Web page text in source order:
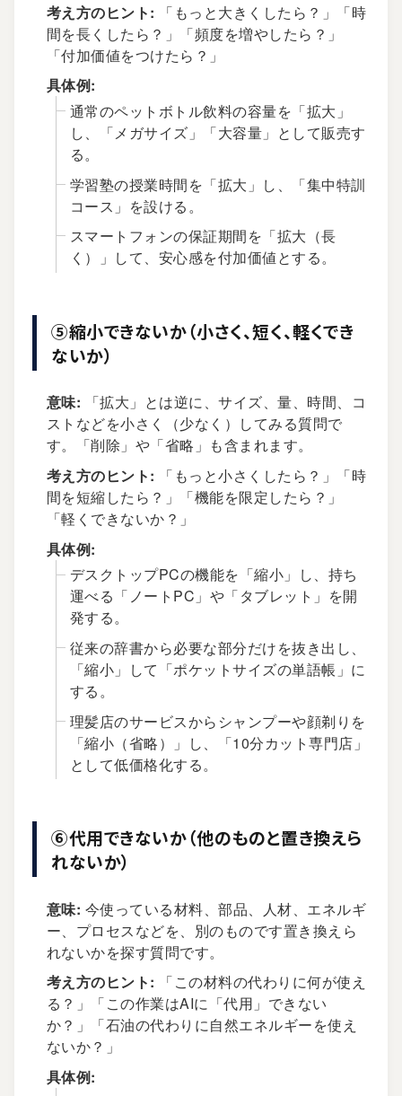
考え方のヒント: 「もっと大きくしたら？」「時
間を長くしたら？」「頻度を増やしたら？」
「付加価値をつけたら？」
具体例:
通常のペットボトル飲料の容量を「拡大」
し、「メガサイズ」「大容量」として販売す
る。
学習塾の授業時間を「拡大」し、「集中特訓
コース」を設ける。
スマートフォンの保証期間を「拡大（長
く）」して、安心感を付加価値とする。
⑤縮小できないか（小さく、短く、軽くでき
ないか）
意味: 「拡大」とは逆に、サイズ、量、時間、コ
ストなどを小さく（少なく）してみる質問で
す。「削除」や「省略」も含まれます。
考え方のヒント: 「もっと小さくしたら？」「時
間を短縮したら？」「機能を限定したら？」
「軽くできないか？」
具体例:
デスクトップPCの機能を「縮小」し、持ち
運べる「ノートPC」や「タブレット」を開
発する。
従来の辞書から必要な部分だけを抜き出し、
「縮小」して「ポケットサイズの単語帳」に
する。
理髪店のサービスからシャンプーや顔剃りを
「縮小（省略）」し、「10分カット専門店」
として低価格化する。
⑥代用できないか（他のものと置き換えら
れないか）
意味: 今使っている材料、部品、人材、エネルギ
ー、プロセスなどを、別のものです置き換えら
れないかを探す質問です。
考え方のヒント: 「この材料の代わりに何が使え
る？」「この作業はAIに「代用」できない
か？」「石油の代わりに自然エネルギーを使え
ないか？」
具体例: